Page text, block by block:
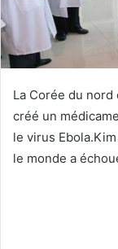
La Corée du
créé un
le virus
le monde a